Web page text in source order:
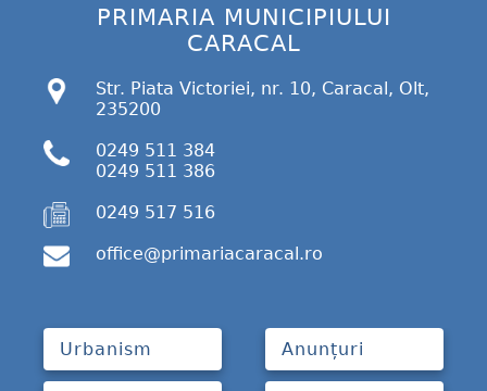
PRIMARIA MUNICIPIULUI
CARACAL
Str. Piata Victoriei, nr. 10, Caracal, Olt,
235200
0249 511 384
0249 511 386
0249 517 516
office@primariacaracal.ro
Urbanism Anunțuri